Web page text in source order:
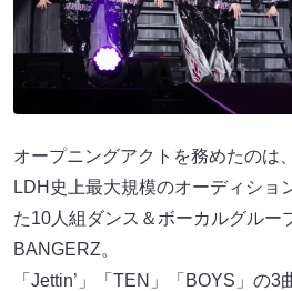
オープニングアクトを務めたのは
LDH史上最大規模のオーディショ
た10人組ダンス＆ボーカルグルー
BANGERZ。
「Jettin’」「TEN」「BOYS」の